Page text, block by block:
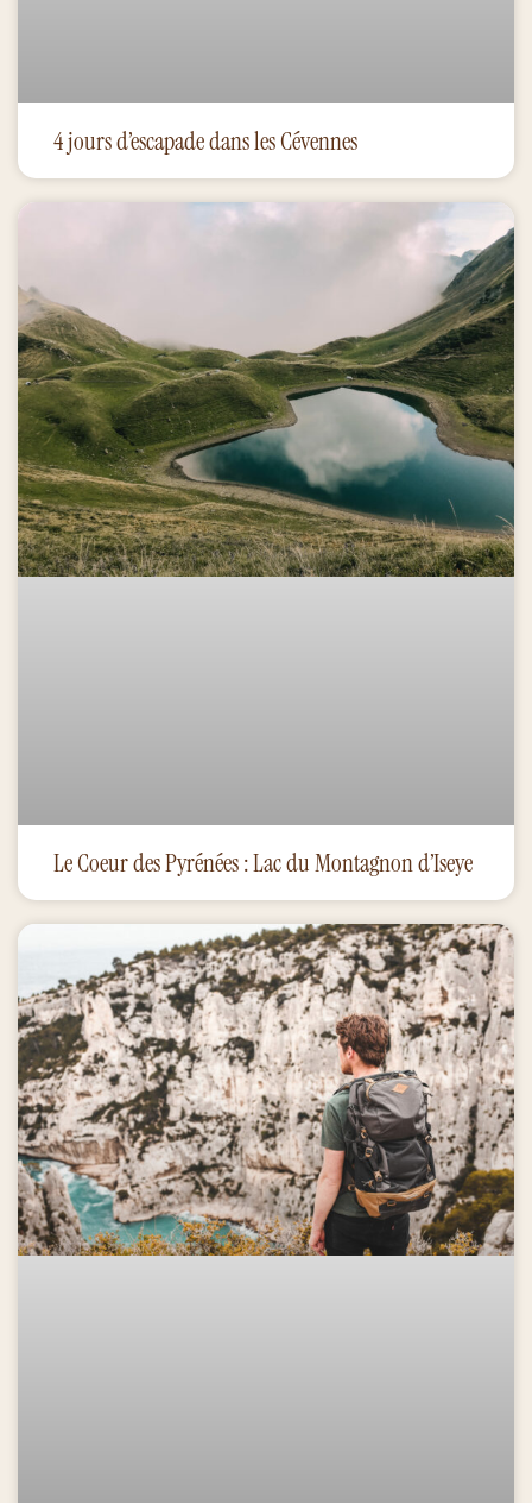
4 jours d’escapade dans les Cévennes
Le Coeur des Pyrénées : Lac du Montagnon d’Iseye